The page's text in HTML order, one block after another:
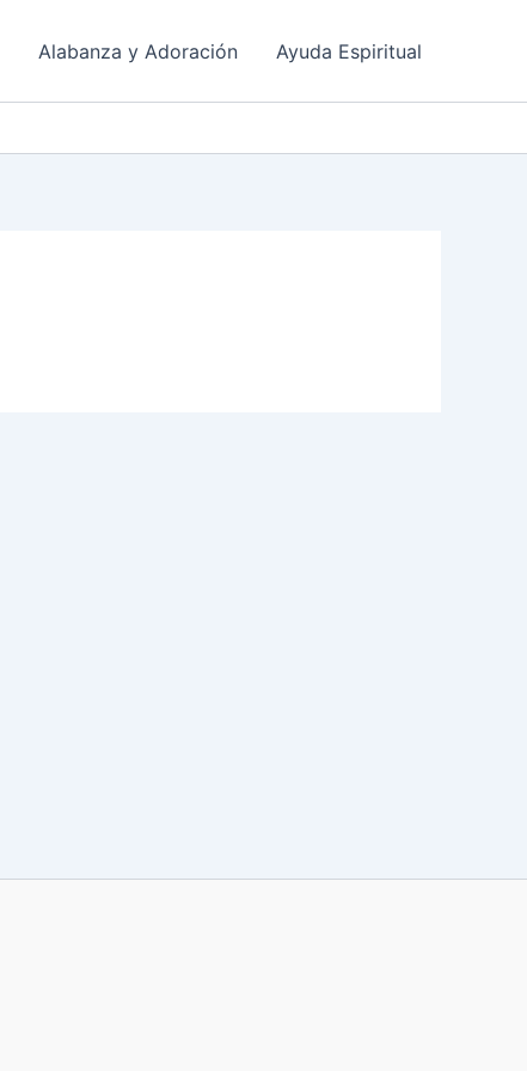
Alabanza y Adoración Ayuda Espiritual